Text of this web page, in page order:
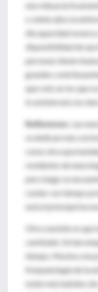
una vida
o veinte años la
discapacidad severa
disponibilidad de
personas tienen
grandes
que roté, en los que
lo asistencial y la
Reflexiones.
Las
se dedican más a la
como otra
residentes de
pero luego se
contar con tiempo
está el principal
Otra cuestión es
cambiado. Se han
tiempo. Muchos me
fisiopatología de la
están más habidos